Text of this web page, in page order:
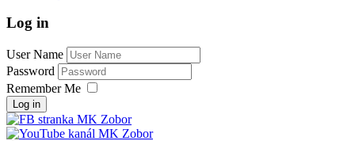
Log in
User Name
Password
Remember Me
Log in